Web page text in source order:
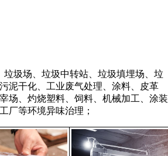
垃圾场、垃圾中转站、垃圾填埋场、垃
泥干化、工业废气处理、涂料、皮革
场、灼烧塑料、饲料、机械加工、涂装
厂等环境异味治理；